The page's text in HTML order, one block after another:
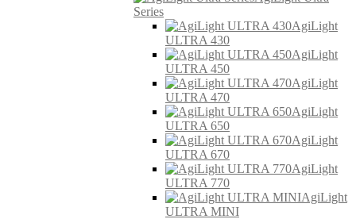
Series
AgiLight
ULTRA 430
AgiLight
ULTRA 450
AgiLight
ULTRA 470
AgiLight
ULTRA 650
AgiLight
ULTRA 670
AgiLight
ULTRA 770
AgiLight
ULTRA MINI